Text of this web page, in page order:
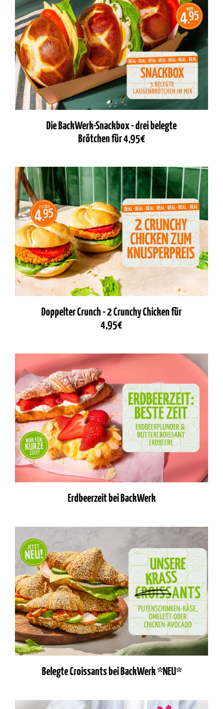
Die BackWerk-Snackbox - drei belegte
Brötchen für 4,95€
Doppelter Crunch - 2 Crunchy Chicken für
4,95€
Erdbeerzeit bei BackWerk
Belegte Croissants bei BackWerk *NEU*